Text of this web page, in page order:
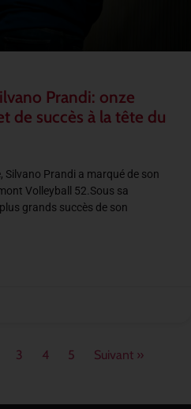
Prandi: onze
de succès à la tête du
Silvano Prandi a marqué de son
Volleyball 52.Sous sa
grands succès de son
3 4 5 Suivant »